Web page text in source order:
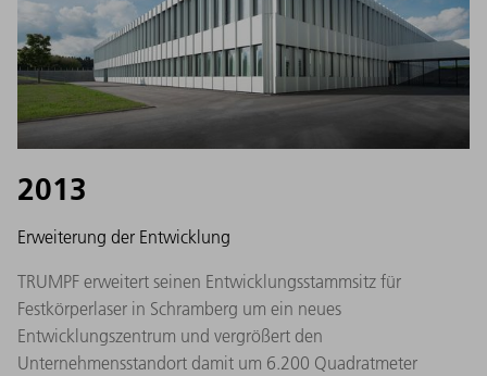
2013
Erweiterung der Entwicklung
TRUMPF erweitert seinen Entwicklungsstammsitz für
Festkörperlaser in Schramberg um ein neues
Entwicklungszentrum und vergrößert den
Unternehmensstandort damit um 6.200 Quadratmeter